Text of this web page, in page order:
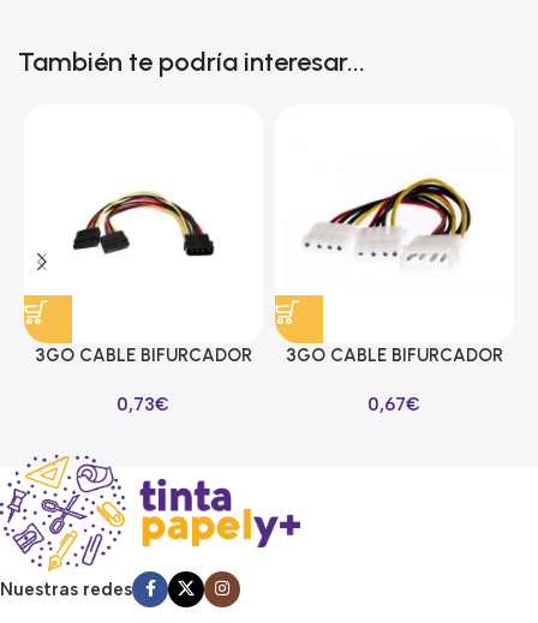
También te podría interesar...
3GO CABLE BIFURCADOR
0,73€
3GO CABLE BIFURCADOR
0,67€
Nuestras redes